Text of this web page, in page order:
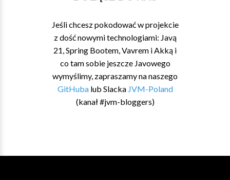
Jeśli chcesz pokodować w projekcie
z dość nowymi technologiami: Javą
21, Spring Bootem, Vavrem i Akką i
co tam sobie jeszcze Javowego
wymyślimy, zapraszamy na naszego
GitHubalub Slacka JVM-Poland
(kanał #jvm-bloggers)